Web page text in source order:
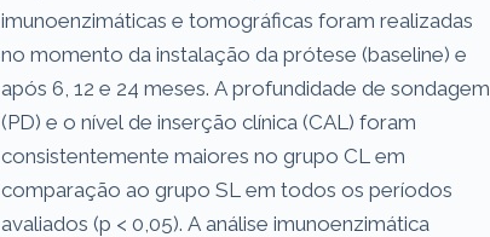
imunoenzimáticas e tomográficas foram realizadas
no momento da instalação da prótese (baseline) e
após 6, 12 e 24 meses. A profundidade de sondagem
(PD) e o nível de inserção clínica (CAL) foram
consistentemente maiores no grupo CL em
comparação ao grupo SL em todos os períodos
avaliados (p < 0,05). A análise imunoenzimática